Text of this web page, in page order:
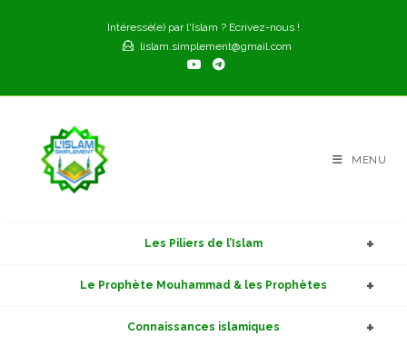
Intéressé(e) par l'Islam ? Ecrivez-nous !
lislam.simplement@gmail.com
MENU
Les Piliers de l’Islam
Le Prophète Mouhammad & les Prophètes
Connaissances islamiques